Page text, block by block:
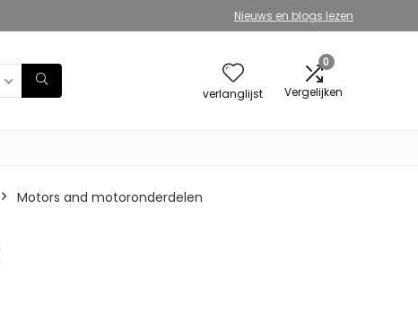
Nieuws en blogs lezen
verlanglijst
0
Vergelijken
Motors and motoronderdelen